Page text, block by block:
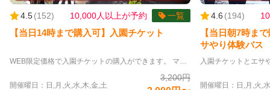
4.5(152) 10,000人以上が予約 一覧
【当日14時まで購入可】入園チケット
WEB限定価格で入園チケットの購入ができます。 マイカーで入園される際は入園チケットのみで入園いただけます。 園内周遊バスをご利用の際は別途バスチケットをご購入ください。 群馬サファリパークは広大な敷地に、放し飼いにされ、より自然に近い環境で、のびのびと暮らす動物たちをマイカーや周遊バスで見学できます。 日本で唯一飼育展示しているスマトラゾウや国内で最大級の飼育頭数を誇るホワイトタイガーなど見どころいっぱい。 サファリゾーンの他、ポニーの乗馬などができるふれあいパーク、オリジナルグッズや可愛い動物ぬいぐるみなどが揃った売店マルシェ、ここでしか食べられないサファリ自慢の料理が味わえるレストランサバンナもあります。 当ページから入園料割引のお得なチケットが購入できます。 ※2歳以下は無料です。 ※障がい者の方のチケットは販売しておりません。障がい者手帳をご提示の上受付窓口で購入してださい。 ※WEB購入の際に割引券や招待券の対応は出来ません。窓口にご提示ください。
開催曜日：日,月,火,水,木,金,土
3,200円
4.6 (194)
【当日朝7時ま
サやり体験バス
開催曜日：日,月,火,